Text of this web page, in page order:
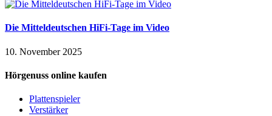
Die Mitteldeutschen HiFi-Tage im Video
10. November 2025
Hörgenuss online kaufen
Plattenspieler
Verstärker